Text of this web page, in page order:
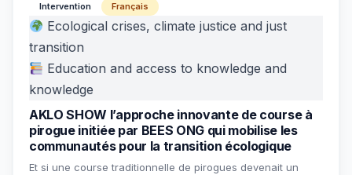
Intervention Français
Ecological crises, climate justice and just
transition
Education and access to knowledge and
knowledge
AKLO SHOW l’approche innovante de course à
pirogue initiée par BEES ONG qui mobilise les
communautés pour la transition écologique
Et si une course traditionnelle de pirogues devenait un